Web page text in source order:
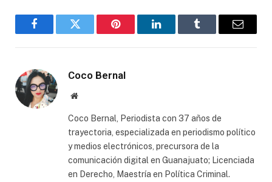
FacebookTwitter Pinterest LinkedInTumblr Email
Coco Bernal
Website
Coco Bernal, Periodista con 37 años de
trayectoria, especializada en periodismo político
y medios electrónicos, precursora de la
comunicación digital en Guanajuato; Licenciada
en Derecho, Maestría en Política Criminal.